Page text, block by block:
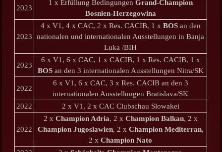
2023
1 x Erfüllung Bedingungen Grand-Champion
Bosnien-Herzegowina
2023
4 x V1, 4 x CAC, 2 x Res. CACIB, 1 x BOSan den
nationalen und internationalen Ausstellungen in Banja
Luka /BIH
2023
6 x V1, 6 x CAC, 1 x CACIB, 1 x Res. CACIB, 1 x
BOSan den 3 internationalen Ausstellungen Nitra/SK
2022
6 x V1, 6 x CAC, 3 x Res. CACIB an den 3
internationalen Ausstellungen Bratislava/SK
2022
2 x V1, 2 x CAC Clubschau Slowakei
2022
2 x Champion Adria, 2 x Champion Balkan, 2 x
Champion Jugoslawien, 2 x Champion Mediterran,
2 xChampion Nato